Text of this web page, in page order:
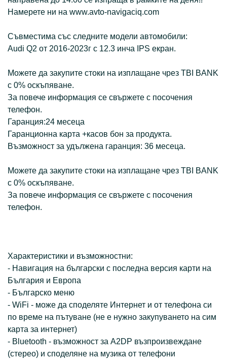
Намерете ни на www.avto-navigaciq.com
Съвместима със следните модели автомобили:
Audi Q2 от 2016-2023г с 12.3 инча IPS екран.
Можете да закупите стоки на изплащане чрез TBI BANK
с 0% оскъпяване.
За повече информация се свържете с посочения
телефон.
Гаранция:24 месеца
Гаранционна карта +касов бон за продукта.
Възможност за удължена гаранция: 36 месеца.
Можете да закупите стоки на изплащане чрез TBI BANK
с 0% оскъпяване.
За повече информация се свържете с посочения
телефон.
Характеристики и възможностни:
- Навигация на български с последна версия карти на
България и Европа
- Българско меню
- WiFi - може да споделяте Интернет и от телефона си
по време на пътуване (не е нужно закупуването на сим
карта за интернет)
- Bluetooth - възможност за A2DP възпроизвеждане
(стерео) и споделяне на музика от телефони